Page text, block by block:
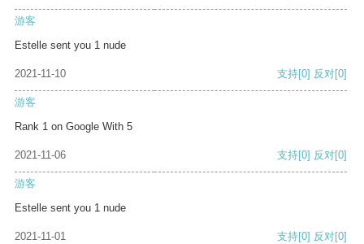
游客
Estelle sent you 1 nude
2021-11-10 支持[0] 反对[0]
游客
Rank 1 on Google With 5
2021-11-06 支持[0] 反对[0]
游客
Estelle sent you 1 nude
2021-11-01 支持[0] 反对[0]